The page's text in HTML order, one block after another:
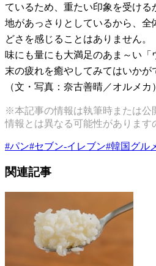
ているため、重たい印象を受ける
地があっさりとしているから、全
どさを感じることはありません。
味にも量にも大満足のあま～い
末の疲れを癒やしてみてはいかが
（文・写真：奈古善晴／オルメカ）
※本記事の情報は執筆時または公
情報とは異なる可能性があります
#パン#セブン-イレブン#韓国グル
関連記事